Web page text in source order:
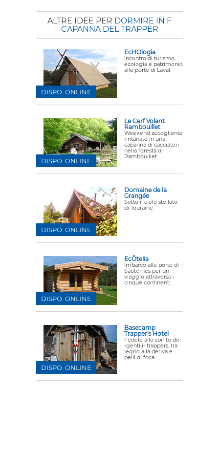
ALTRE IDEE PER DORMIRE IN F
CAPANNA DEL TRAPPER
EcHOlogia
Incontro di turismo,
ecologia e patrimonio
alle porte di Laval.
DISPO. ONLINE
Le Cerf Volant
Rambouillet
Weekend accogliente
rintanato in una
capanna di cacciatori
nella foresta di
Rambouillet.
DISPO. ONLINE
Domaine de la
Grangée
Sotto il cielo stellato
di Touraine.
DISPO. ONLINE
EcÔtelia
Imbarco alle porte di
Sauternes per un
viaggio attraverso i
cinque continenti.
DISPO. ONLINE
Basecamp
Trapper's Hotel
Fedele allo spirito dei
-gentili- trappers, tra
legno alla deriva e
pelli di foca.
DISPO. ONLINE